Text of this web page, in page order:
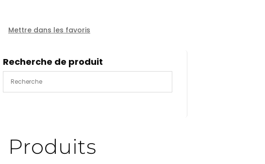
cartouche
MA3352295
Mettre dans les favoris
Recherche de produit
Produits